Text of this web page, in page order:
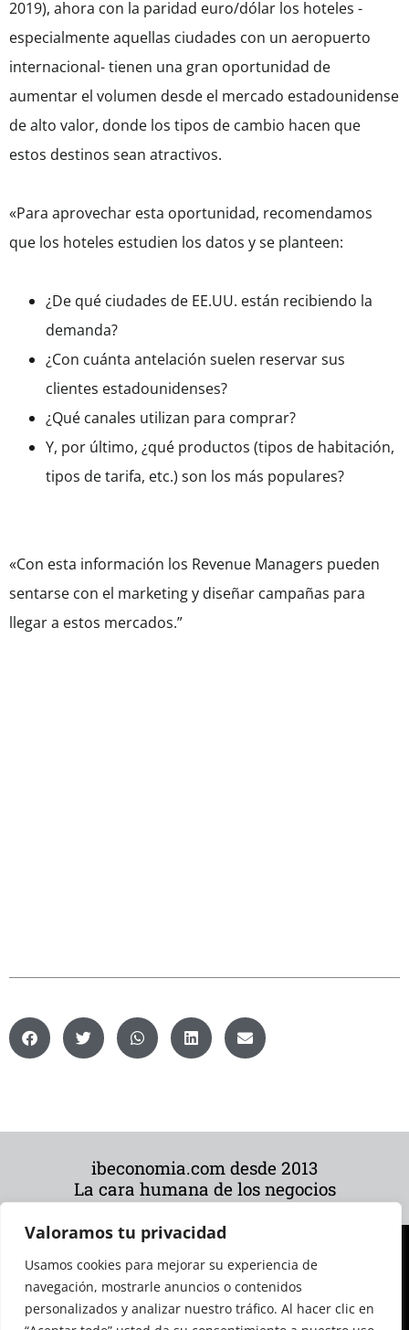
Valoramos tu privacidad
Usamos cookies para mejorar su experiencia de
navegación, mostrarle anuncios o contenidos
personalizados y analizar nuestro tráfico. Al hacer clic en
2019), ahora con la paridad euro/dólar los hoteles -
especialmente aquellas ciudades con un aeropuerto
internacional- tienen una gran oportunidad de
aumentar el volumen desde el mercado estadounidense
de alto valor, donde los tipos de cambio hacen que
estos destinos sean atractivos.
«Para aprovechar esta oportunidad, recomendamos
que los hoteles estudien los datos y se planteen:
¿De qué ciudades de EE.UU. están recibiendo la
demanda?
¿Con cuánta antelación suelen reservar sus
clientes estadounidenses?
¿Qué canales utilizan para comprar?
Y, por último, ¿qué productos (tipos de habitación,
tipos de tarifa, etc.) son los más populares?
«Con esta información los Revenue Managers pueden
sentarse con el marketing y diseñar campañas para
llegar a estos mercados.”
ibeconomia.com desde 2013
La cara humana de los negocios